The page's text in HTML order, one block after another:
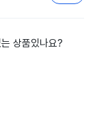
상품있나요?